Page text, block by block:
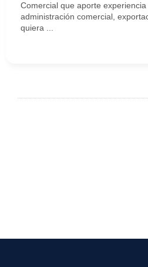
Comercial que aporte
administración comercial,
quiera ...